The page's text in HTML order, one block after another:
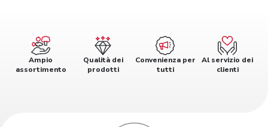
Ampio
assortimento
Qualità dei
prodotti
Convenienza per
tutti
Al servizio dei
clienti